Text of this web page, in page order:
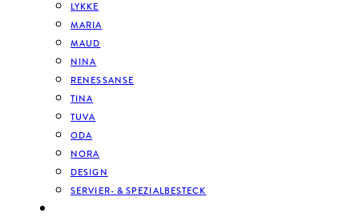
LYKKE
MARIA
MAUD
NINA
RENESSANSE
TINA
TUVA
ODA
NORA
DESIGN
SERVIER- & SPEZIALBESTECK